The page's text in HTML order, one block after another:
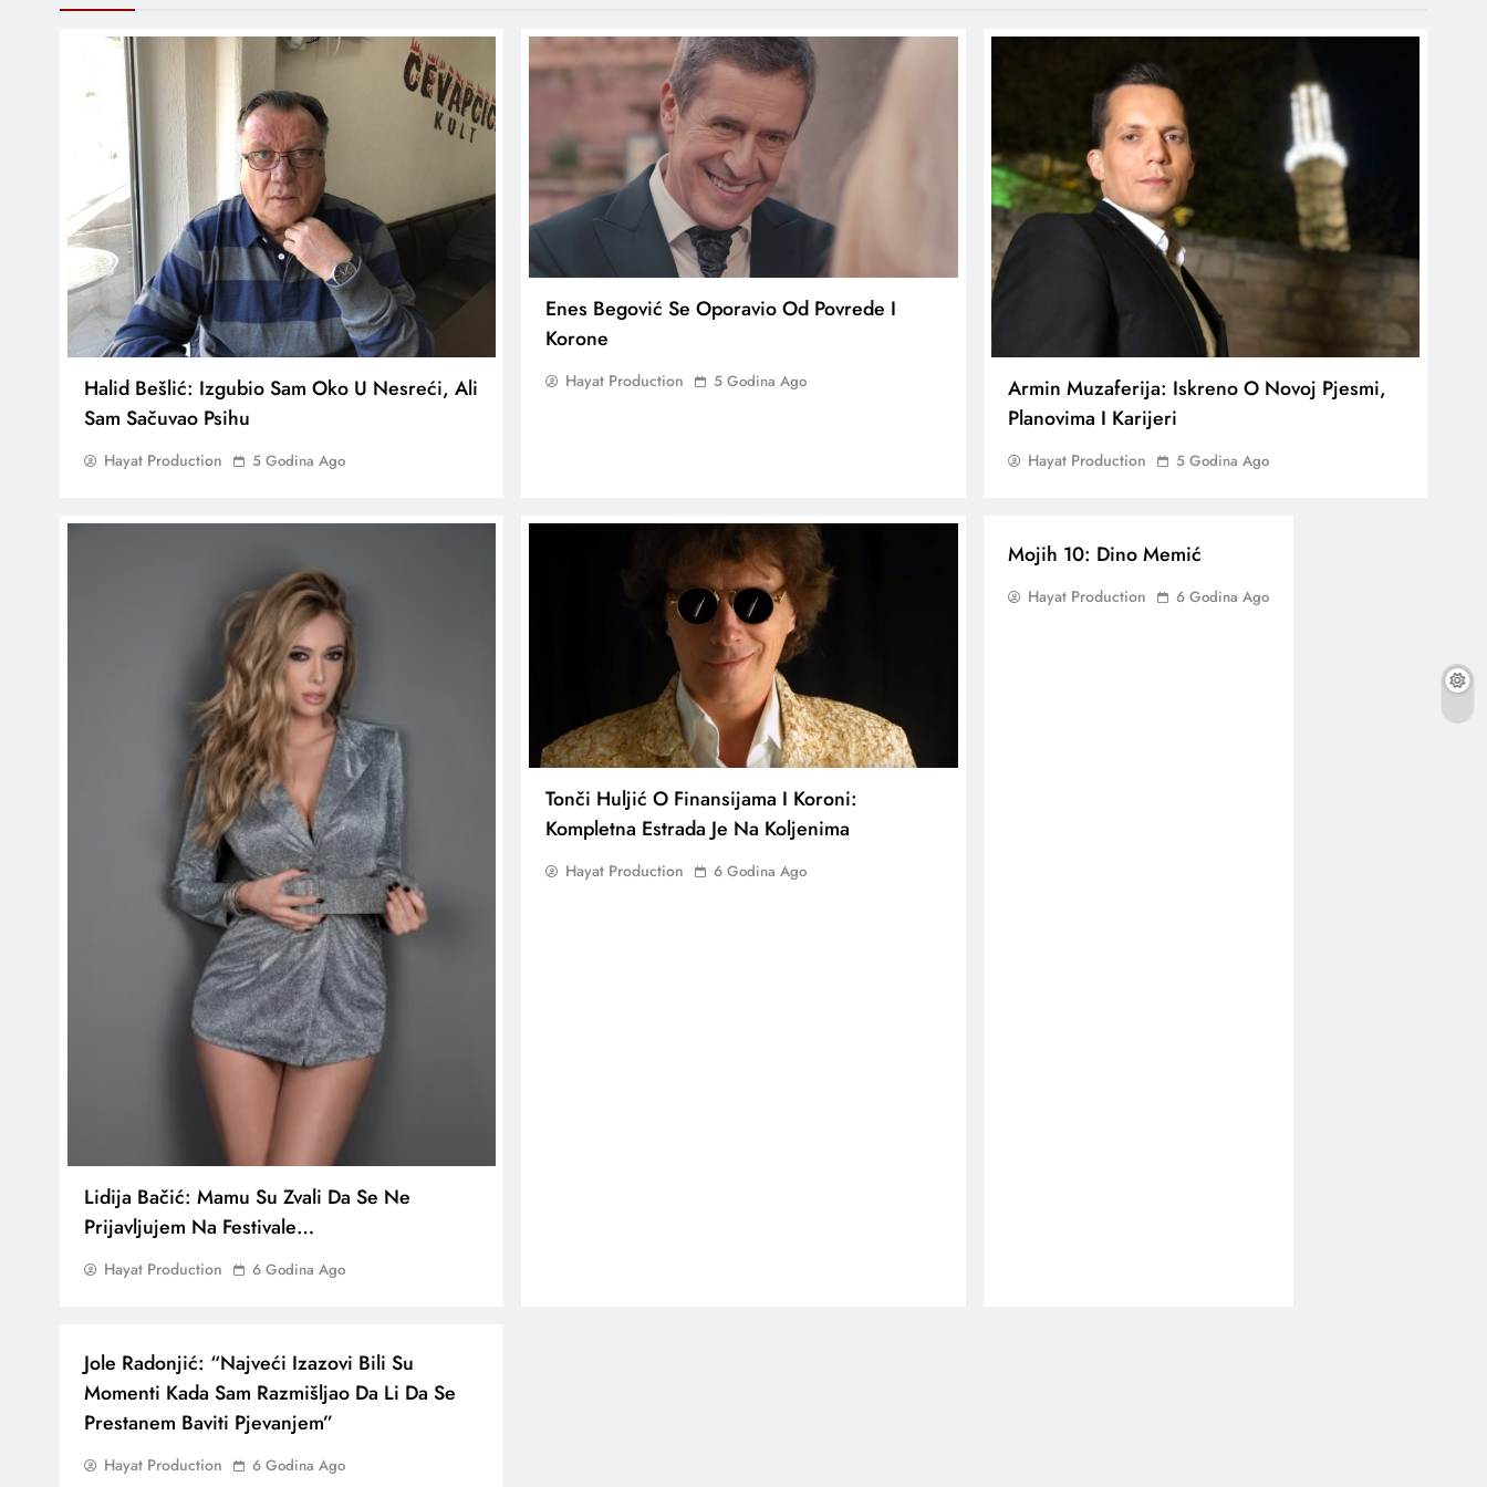
Halid Bešlić: Izgubio Sam Oko U Nesreći, Ali
Sam Sačuvao Psihu
Hayat Production 5 Godina Ago
Enes Begović Se Oporavio Od Povrede I
Korone
Hayat Production 5 Godina Ago
Armin Muzaferija: Iskreno O Novoj Pjesmi,
Planovima I Karijeri
Hayat Production 5 Godina Ago
Lidija Bačić: Mamu Su Zvali Da Se Ne
Prijavljujem Na Festivale…
Hayat Production 6 Godina Ago
Tonči Huljić O Finansijama I Koroni:
Kompletna Estrada Je Na Koljenima
Hayat Production 6 Godina Ago
Mojih 10: Dino Memić
Hayat Production 6 Godina Ago
Jole Radonjić: “Najveći Izazovi Bili Su
Momenti Kada Sam Razmišljao Da Li Da Se
Prestanem Baviti Pjevanjem”
Hayat Production 6 Godina Ago